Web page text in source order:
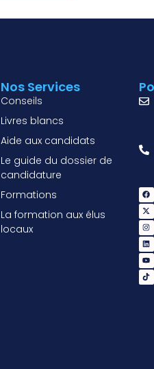
Nos Services
Conseils
Livres blancs
Aide aux candidats
Le guide du dossier de
candidature
Formations
La formation aux élus
locaux